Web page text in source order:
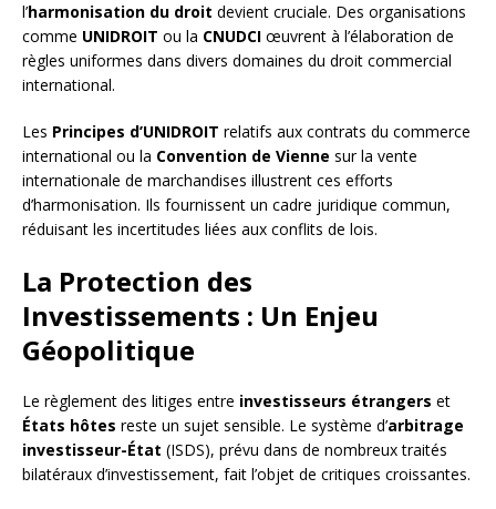
l’harmonisation du droit devient cruciale. Des organisations
comme UNIDROIT ou la CNUDCI œuvrent à l’élaboration de
règles uniformes dans divers domaines du droit commercial
international.
Les Principes d’UNIDROIT relatifs aux contrats du commerce
international ou la Convention de Vienne sur la vente
internationale de marchandises illustrent ces efforts
d’harmonisation. Ils fournissent un cadre juridique commun,
réduisant les incertitudes liées aux conflits de lois.
La Protection des
Investissements : Un Enjeu
Géopolitique
Le règlement des litiges entre investisseurs étrangers et
États hôtes reste un sujet sensible. Le système d’arbitrage
investisseur-État (ISDS), prévu dans de nombreux traités
bilatéraux d’investissement, fait l’objet de critiques croissantes.